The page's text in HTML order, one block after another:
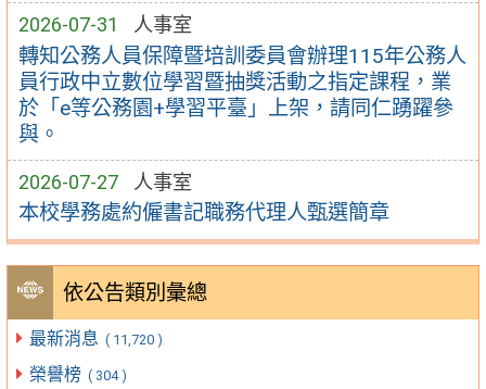
2026-07-31 人事室
轉知公務人員保障暨培訓委員會辦理115年公務人
員行政中立數位學習暨抽獎活動之指定課程，業
於「e等公務園+學習平臺」上架，請同仁踴躍參
與。
2026-07-27 人事室
本校學務處約僱書記職務代理人甄選簡章
依公告類別彙總
最新消息 ( 11,720 )
榮譽榜 ( 304 )